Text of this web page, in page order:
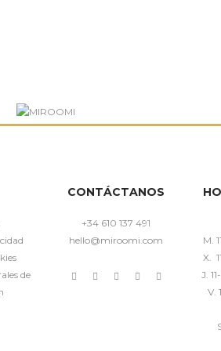
de
CONTÁCTANOS
+34 610 137 491
hello@miroomi.com
M.
X.
J.
V.